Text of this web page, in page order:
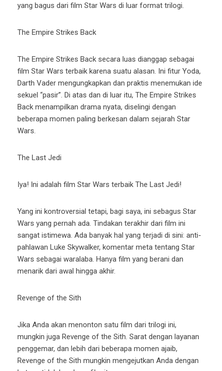
yang bagus dari film Star Wars di luar format trilogi.
The Empire Strikes Back
The Empire Strikes Back secara luas dianggap sebagai
film Star Wars terbaik karena suatu alasan. Ini fitur Yoda,
Darth Vader mengungkapkan dan praktis menemukan ide
sekuel “pasir”. Di atas dan di luar itu, The Empire Strikes
Back menampilkan drama nyata, diselingi dengan
beberapa momen paling berkesan dalam sejarah Star
Wars.
The Last Jedi
Iya! Ini adalah film Star Wars terbaik The Last Jedi!
Yang ini kontroversial tetapi, bagi saya, ini sebagus Star
Wars yang pernah ada. Tindakan terakhir dari film ini
sangat istimewa. Ada banyak hal yang terjadi di sini: anti-
pahlawan Luke Skywalker, komentar meta tentang Star
Wars sebagai waralaba. Hanya film yang berani dan
menarik dari awal hingga akhir.
Revenge of the Sith
Jika Anda akan menonton satu film dari trilogi ini,
mungkin juga Revenge of the Sith. Sarat dengan layanan
penggemar, dan lebih dari beberapa momen ajaib,
Revenge of the Sith mungkin mengejutkan Anda dengan